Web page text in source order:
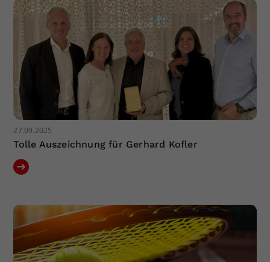
27.09.2025
Tolle Auszeichnung für Gerhard Kofler